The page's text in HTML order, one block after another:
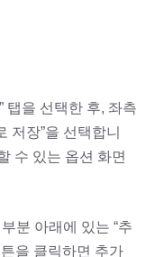
탭을 선택한 후, 좌측
저장”을 선택합니
수 있는 옵션 화면
분 아래에 있는 “추
을 클릭하면 추가